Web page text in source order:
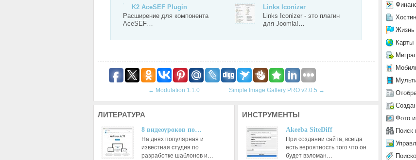
K2 AceSEF Plugin
Расширение для компонента
AceSEF…
Links Iconizer
Links Iconizer - это плагин
для Joomla!…
← Modulation 1.1.0 Simple Image Gallery PRO v2.0.5 →
ЛИТЕРАТУРА
8 видеоуроков по…
На днях популярная и
известная студия по
разработке шаблонов и…
ИНСТРУМЕНТЫ
Akeeba SiteDiff
При создании сайта, всегда
есть вероятность того что он
будет взломан…
Карты
Фото
Поиск